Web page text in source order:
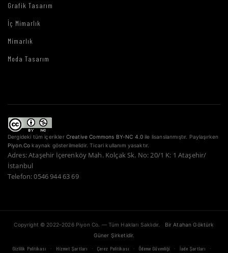
Grafik Tasarım
İç Mimarlık
Mimarlık
Moda Tasarım
Dergideki tüm içerikler Creative Commons BY-NC 4.0 ile lisanslanmıştır. Paylaşırken
Piyon.Co kaynak gösterilmelidir. Ticari kullanım yasaktır.
Adres: Ataşehir İçerenköy Mah. Kolçak Sk. No: 20/1 K: 1 Ataşehir/
İstanbul
Telefon: 0546 944 63 69
Copyright © 2022–2026 Piyon Co. — Tüm Hakları Saklıdır.
Bir Atahan Göktürk
Güner Şirketidir.
Gizlilik Politikası · Hizmet Şartları · Çerez Politikası · Ödeme Güvenliği · İade Şartları ·